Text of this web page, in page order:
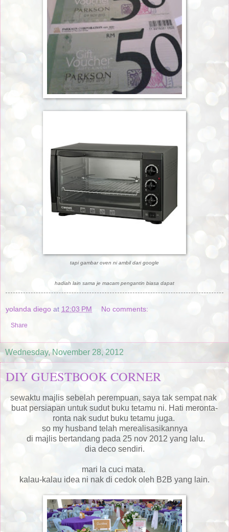
tapi gambar oven ni ambil dari google
hadiah lain sama je macam pengantin biasa dapat
yolanda diego at 12:03 PM No comments:
Share
Wednesday, November 28, 2012
DIY GUESTBOOK CORNER
sewaktu majlis sebelah perempuan, saya tak sempat nak
buat persiapan untuk sudut buku tetamu ni. Hati meronta-
ronta nak sudut buku tetamu juga.
so my husband telah merealisasikannya
di majlis bertandang pada 25 nov 2012 yang lalu.
dia deco sendiri.
mari la cuci mata.
kalau-kalau idea ni nak di cedok oleh B2B yang lain.